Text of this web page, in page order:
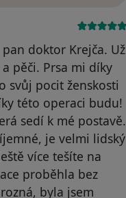
doktor Krejča. Už
pěči. Prsa mi díky
svůj pocit ženskosti
této operaci budu!
sedí k mé postavě.
je velmi lidský
více tešíte na
proběhla bez
byla jsem